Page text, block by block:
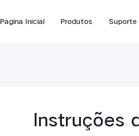
Pagina Inicial Produtos Suporte
Instruções